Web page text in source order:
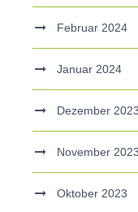
Februar 2024
Januar 2024
Dezember 2023
November 2023
Oktober 2023